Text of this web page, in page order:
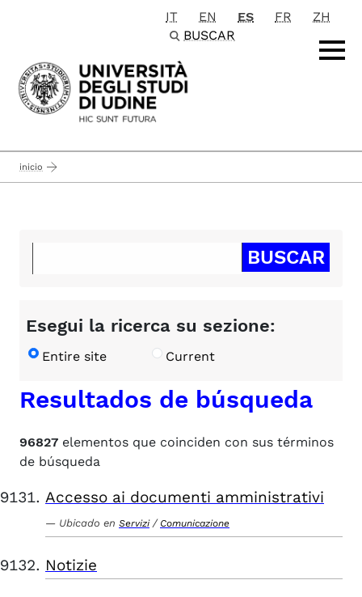
Passa al contenuto principale
IT EN ES FR
ZH
BUSCAR
inicio
Esegui la ricerca su sezione:
Entire site Current
Resultados de búsqueda
96827 elementos que coinciden con sus términos
de búsqueda
Accesso ai documenti amministrativi
Ubicado en Servizi / Comunicazione
Notizie